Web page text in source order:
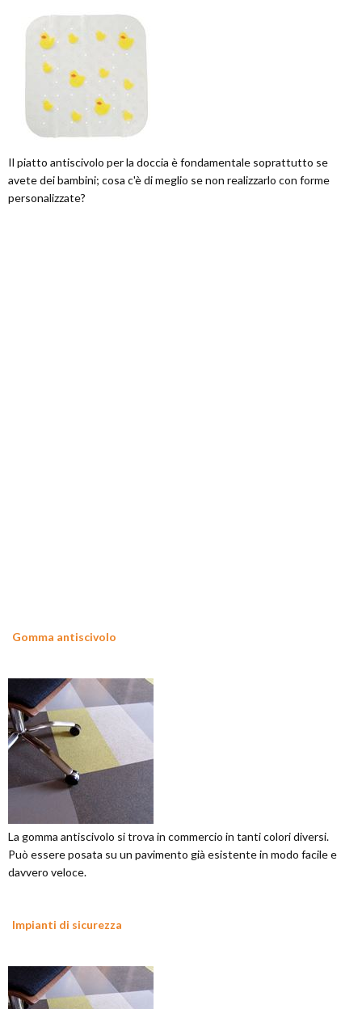
Il piatto antiscivolo per la doccia è fondamentale soprattutto se
avete dei bambini; cosa c'è di meglio se non realizzarlo con forme
personalizzate?
Gomma antiscivolo
La gomma antiscivolo si trova in commercio in tanti colori diversi.
Può essere posata su un pavimento già esistente in modo facile e
davvero veloce.
Impianti di sicurezza